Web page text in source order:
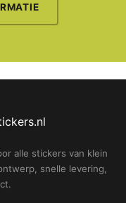
alle stickers van klein
snelle levering,